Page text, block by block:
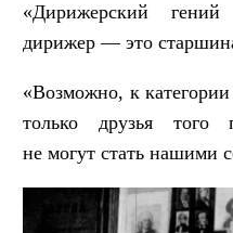
«Дирижерский
дирижер — это
«Возможно, к
только друзья того
не могут стать нашими